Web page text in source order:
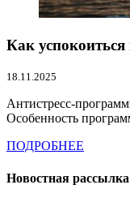
Как успокоиться
18.11.2025
Антистресс-
Особенность
ПОДРОБНЕЕ
Новостная